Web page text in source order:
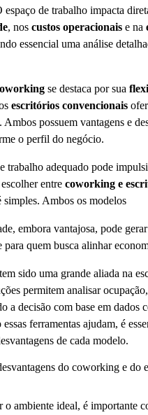
espaço de trabalho impacta
, nos custos operacionais e na
essencial uma análise
se destaca por sua
escritórios convencionais
Ambos possuem vantagens e
o perfil do negócio.
trabalho adequado pode
entre coworking e
simples. Ambos os modelos
embora vantajosa, pode
para quem busca alinhar
tem sido uma grande aliada na
permitem analisar
a decisão com base em dados
ferramentas ajudam, é
de cada modelo.
do coworking e do
o ambiente ideal, é importante